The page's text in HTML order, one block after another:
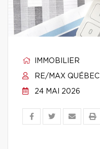
IMMOBILIER
RE/MAX QUÉBEC
24 MAI 2026